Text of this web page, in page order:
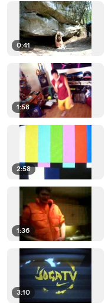
0:41
1:58
2:58
1:36
3:10